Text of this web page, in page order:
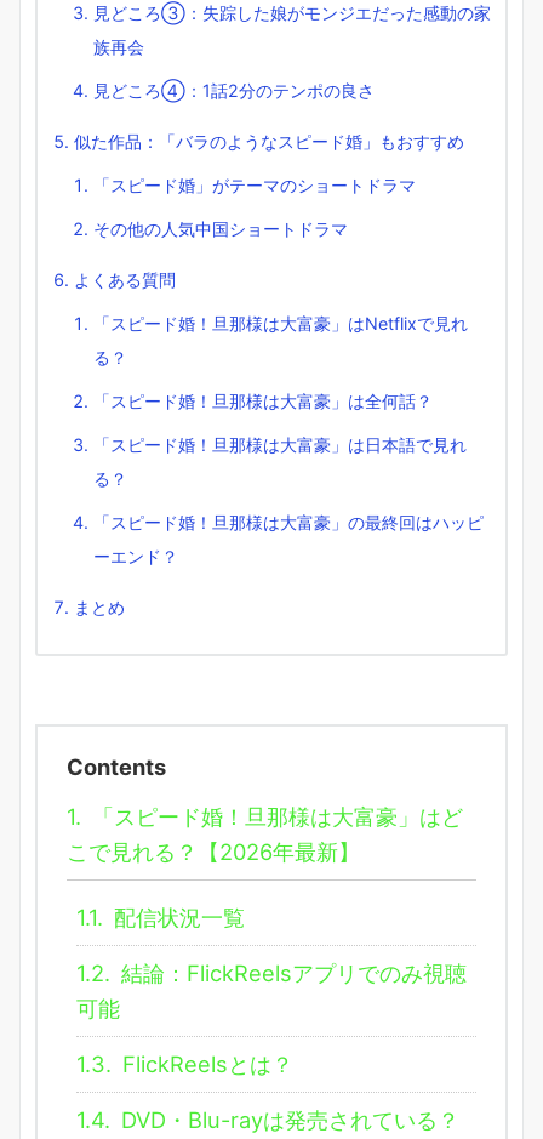
見どころ③：失踪した娘がモンジエだった感動の家
族再会
見どころ④：1話2分のテンポの良さ
似た作品：「バラのようなスピード婚」もおすすめ
「スピード婚」がテーマのショートドラマ
その他の人気中国ショートドラマ
よくある質問
「スピード婚！旦那様は大富豪」はNetflixで見れ
る？
「スピード婚！旦那様は大富豪」は全何話？
「スピード婚！旦那様は大富豪」は日本語で見れ
る？
「スピード婚！旦那様は大富豪」の最終回はハッピ
ーエンド？
まとめ
Contents
1.
「スピード婚！旦那様は大富豪」はど
こで見れる？【2026年最新】
1.1. 配信状況一覧
1.2. 結論：FlickReelsアプリでのみ視聴
可能
1.3. FlickReelsとは？
1.4. DVD・Blu-rayは発売されている？